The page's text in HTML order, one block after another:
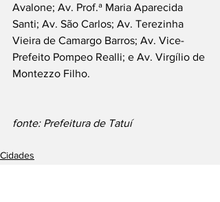
Avalone; Av. Prof.ª Maria Aparecida
Santi; Av. São Carlos; Av. Terezinha
Vieira de Camargo Barros; Av. Vice-
Prefeito Pompeo Realli; e Av. Virgílio de
Montezzo Filho.
fonte: Prefeitura de Tatuí
Cidades